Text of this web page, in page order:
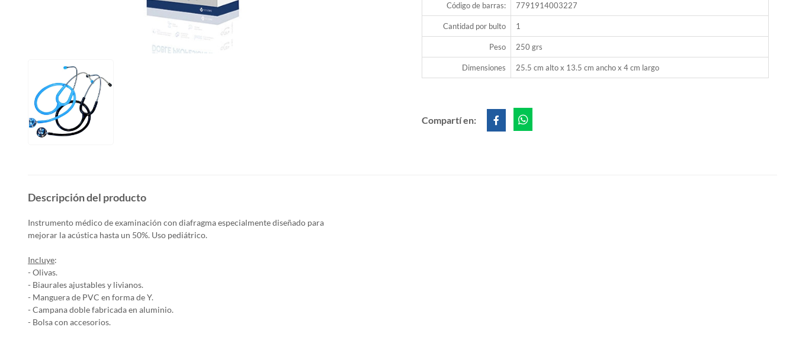
Código de barras: 7791914003227
Cantidad por bulto 1
Peso 250 grs
Dimensiones 25.5 cm alto x 13.5 cm ancho x 4 cm largo
Compartí en:
Descripción del producto
Instrumento médico de examinación con diafragma especialmentediseñado para
mejorar la acústica hasta un 50%. Uso pediátrico.
Incluye:
- Olivas.
- Biaurales ajustables y livianos.
- Manguera de PVC en forma de Y.
- Campana doble fabricada en aluminio.
- Bolsa con accesorios.